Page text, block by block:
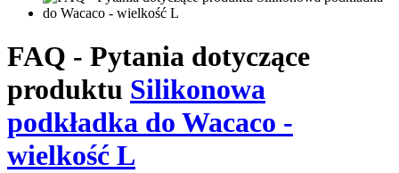
FAQ - Pytania dotyczące
produktu Silikonowa
podkładka do Wacaco -
wielkość L